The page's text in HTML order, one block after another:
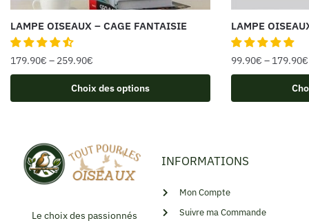
LAMPE OISEAUX – CAGE FANTAISIE
179.90€ – 259.90€
Choix des options
LAMPE
99.90€ – 179.90€
Le choix des passionnés
INFORMATIONS
Mon Compte
Suivre ma Commande